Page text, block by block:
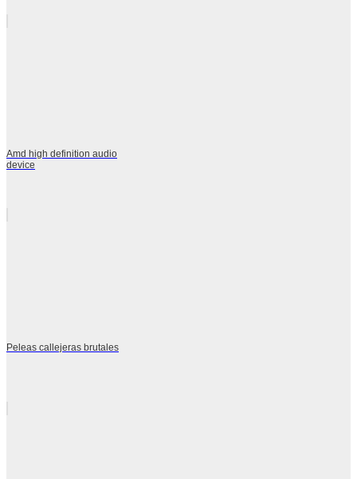
Amd high definition audio
device
Peleas callejeras brutales